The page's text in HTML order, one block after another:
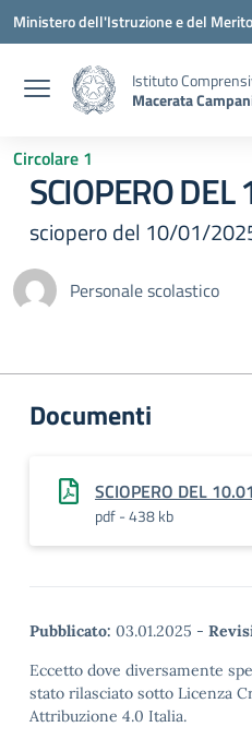
Vai ai contenuti
Vai al menu di navigazione
Vai al footer
Ministero dell'Istruzione e del Merito
Istituto
Macerata
Circolare 1
SCIOPERO
sciopero del 10/01/
Personale scolastico
Documenti
SCIOPERO DEL
pdf - 438 kb
Pubblicato: 03.01.2025 -
Eccetto dove diversamente
stato rilasciato sotto Licenza
Attribuzione 4.0 Italia.